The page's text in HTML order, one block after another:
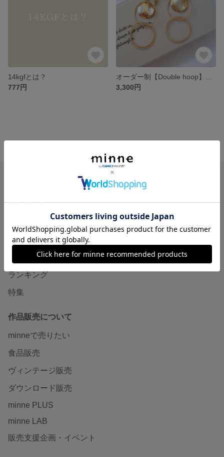
14kgfとは？
777円
3,300円
minneについて
minneで買いたい
作品をさがす
ショップをさがす
ランキング
特集
作品販売について
minneで売りたい
食品販売
ヴィンテージ販売
ダウンロード販売
minne PLUS
minne LAB
販売支援企画・イベント